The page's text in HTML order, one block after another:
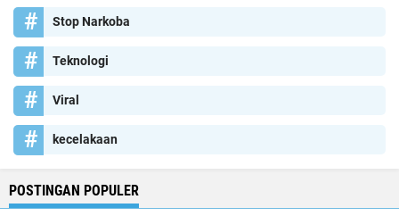
Stop Narkoba
Teknologi
Viral
kecelakaan
POSTINGAN POPULER